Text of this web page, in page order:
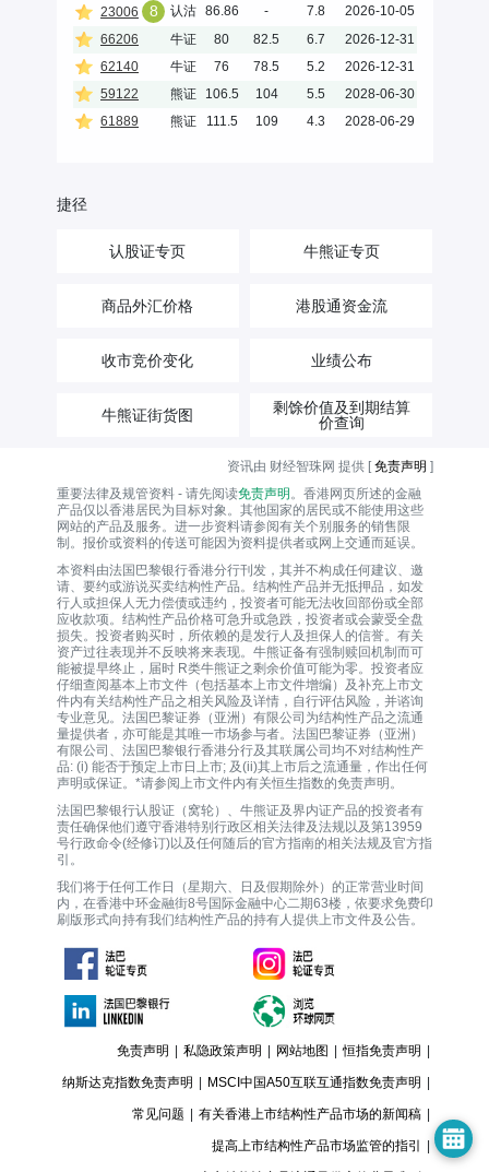
23006
8 认沽 86.86 - 7.8
2026-10-05
66206
牛证 80 82.5 6.7
2026-12-31
62140
牛证 76 78.5 5.2
2026-12-31
59122
熊证 106.5 104 5.5
2028-06-30
61889
熊证 111.5 109 4.3 2028-06-29
捷径
认股证专页 牛熊证专页
商品外汇价格 港股通资金流
收市竞价变化 业绩公布
牛熊证街货图
剩馀价值及到期结算
价查询
资讯由 财经智珠网 提供 [免责声明 ]
重要法律及规管资料 - 请先阅读免责声明 。香港网页所述的金融
产品仅以香港居民为目标对象。其他国家的居民或不能使用这些
网站的产品及服务。进一步资料请参阅有关个别服务的销售限
制。报价或资料的传送可能因为资料提供者或网上交通而延误。
本资料由法国巴黎银行香港分行刊发，其并不构成任何建议、邀
请、要约或游说买卖结构性产品。结构性产品并无抵押品，如发
行人或担保人无力偿债或违约，投资者可能无法收回部份或全部
应收款项。结构性产品价格可急升或急跌，投资者或会蒙受全盘
损失。投资者购买时，所依赖的是发行人及担保人的信誉。有关
资产过往表现并不反映将来表现。牛熊证备有强制赎回机制而可
能被提早终止，届时 R类牛熊证之剩余价值可能为零。投资者应
仔细查阅基本上市文件（包括基本上市文件增编）及补充上市文
件内有关结构性产品之相关风险及详情，自行评估风险，并谘询
专业意见。法国巴黎证券（亚洲）有限公司为结构性产品之流通
量提供者，亦可能是其唯一巿场参与者。法国巴黎证券（亚洲）
有限公司、法国巴黎银行香港分行及其联属公司均不对结构性产
品: (i) 能否于预定上市日上市; 及(ii)其上市后之流通量，作出任何
声明或保证。*请参阅上市文件内有关恒生指数的免责声明。
法国巴黎银行认股证（窝轮）、牛熊证及界内证产品的投资者有
责任确保他们遵守香港特别行政区相关法律及法规以及第13959
号行政命令(经修订)以及任何随后的官方指南的相关法规及官方指
引。
我们将于任何工作日（星期六、日及假期除外）的正常营业时间
内，在香港中环金融街8号国际金融中心二期63楼，依要求免费印
刷版形式向持有我们结构性产品的持有人提供上市文件及公告。
免责声明 | 私隐政策声明 | 网站地图 | 恒指免责声明 |
纳斯达克指数免责声明 | MSCI中国A50互联互通指数免责声明 |
常见问题 | 有关香港上市结构性产品市场的新闻稿 |
提高上市结构性产品市场监管的指引 |